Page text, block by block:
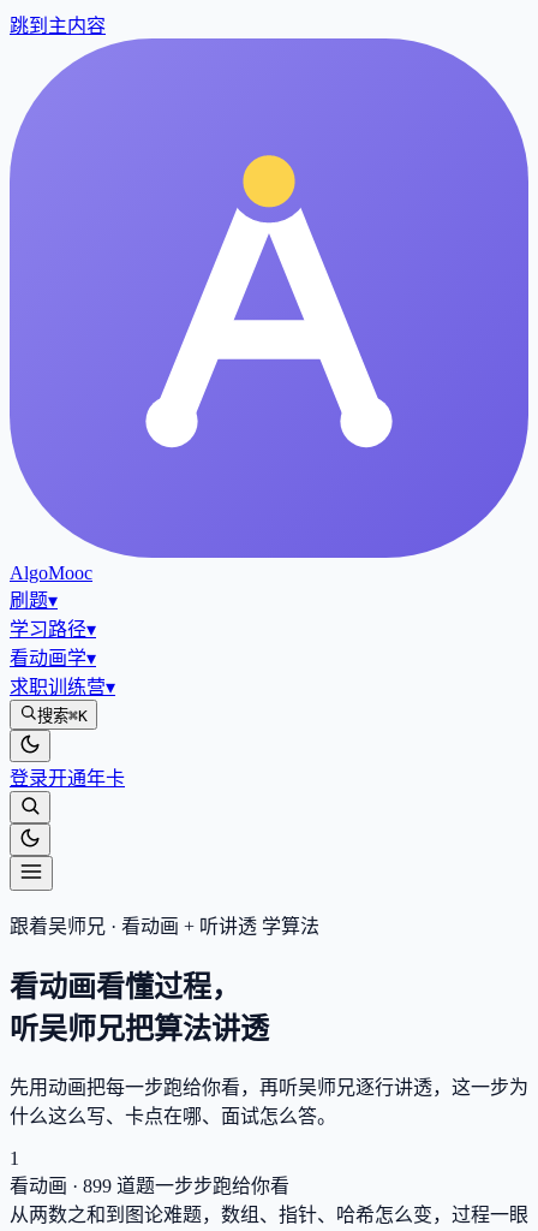
跳到主内容
AlgoMooc
刷题▾
学习路径▾
看动画学▾
求职训练营▾
搜索⌘K
登录开通年卡
跟着吴师兄 · 看动画 + 听讲透 学算法
看动画看懂过程，
听吴师兄把算法讲透
先用动画把每一步跑给你看，再听吴师兄逐行讲透，这一步为
什么这么写、卡点在哪、面试怎么答。
1
看动画 · 899 道题一步步跑给你看
从两数之和到图论难题，数组、指针、哈希怎么变，过程一眼